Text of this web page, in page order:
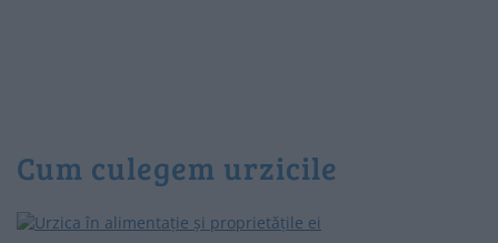
cum culegem urzicile